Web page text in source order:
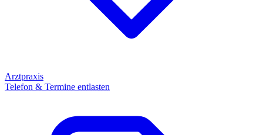
Arztpraxis
Telefon & Termine entlasten